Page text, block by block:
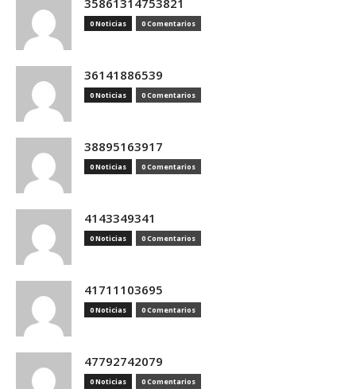
35861314753821
0 Noticias 0 Comentarios
36141886539
0 Noticias 0 Comentarios
38895163917
0 Noticias 0 Comentarios
4143349341
0 Noticias 0 Comentarios
41711103695
0 Noticias 0 Comentarios
47792742079
0 Noticias 0 Comentarios